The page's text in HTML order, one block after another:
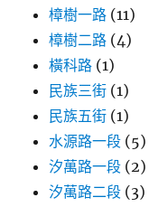
樟樹一路 (11)
樟樹二路 (4)
橫科路 (1)
民族三街 (1)
民族五街 (1)
水源路一段 (5)
汐萬路一段 (2)
汐萬路二段 (3)